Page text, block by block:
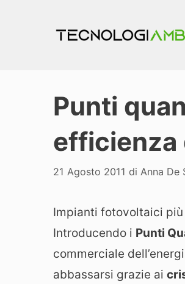
Punti
efficienza
21 Agosto 2011 di Anna De
Impianti fotovoltaici
Introducendo i Punti
commerciale
abbassarsi grazie ai